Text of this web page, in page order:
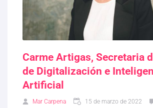
Carme Artigas, Secretaria
de Digitalización e
Artificial
Mar Carpena 15 de marzo de 2022